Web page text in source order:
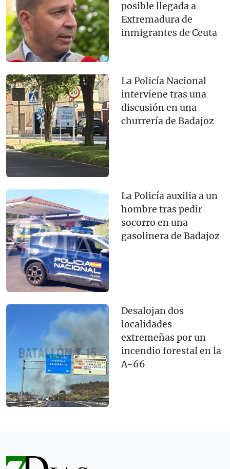
posible llegada a
Extremadura de
inmigrantes de Ceuta
La Policía Nacional
interviene tras una
discusión en una
churrería de Badajoz
La Policía auxilia a un
hombre tras pedir
socorro en una
gasolinera de Badajoz
Desalojan dos
localidades
extremeñas por un
incendio forestal en la
A-66